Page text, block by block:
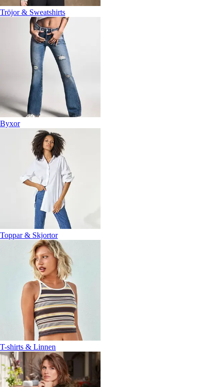
Tröjor & Sweatshirts
Byxor
Toppar & Skjortor
T-shirts & Linnen